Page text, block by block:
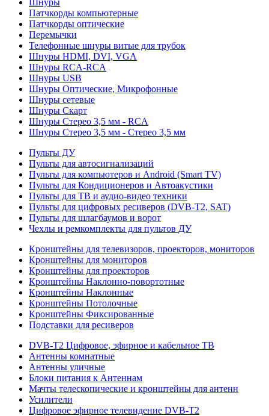
Шнуры
Патчкорды компьютерные
Патчкорды оптические
Перемычки
Телефонные шнуры витые для трубок
Шнуры HDMI, DVI, VGA
Шнуры RCA-RCA
Шнуры USB
Шнуры Оптические, Микрофонные
Шнуры сетевые
Шнуры Скарт
Шнуры Стерео 3,5 мм - RCA
Шнуры Стерео 3,5 мм - Стерео 3,5 мм
Пульты ДУ
Пульты для автосигнализаций
Пульты для компьютеров и Android (Smart TV)
Пульты для Кондиционеров и Автоакустики
Пульты для ТВ и аудио-видео техники
Пульты для цифровых ресиверов (DVB-T2, SAT)
Пульты для шлагбаумов и ворот
Чехлы и ремкомплекты для пультов ДУ
Кронштейны для телевизоров, проекторов, мониторов
Кронштейны для мониторов
Кронштейны для проекторов
Кронштейны Наклонно-повортотные
Кронштейны Наклонные
Кронштейны Потолочные
Кронштейны Фиксированные
Подставки для ресиверов
DVB-T2 Цифровое, эфирное и кабельное ТВ
Антенны комнатные
Антенны уличные
Блоки питания к Антеннам
Мачты телескопические и кронштейны для антенн
Усилители
Цифровое эфирное телевидение DVB-Т2